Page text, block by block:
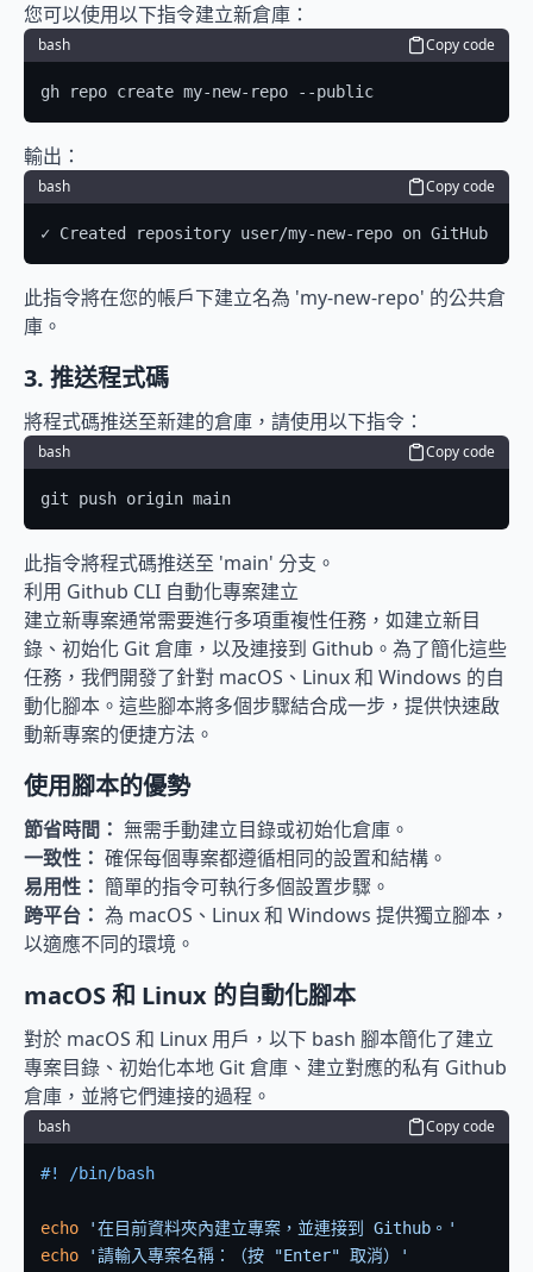
您可以使用以下指令建立新倉庫：
bash Copy code
gh repo create my-new-repo --public
輸出：
bash Copy code
✓ Created repository user/my-new-repo on GitHub
此指令將在您的帳戶下建立名為 'my-new-repo' 的公共倉
庫。
3. 推送程式碼
將程式碼推送至新建的倉庫，請使用以下指令：
bash Copy code
git push origin main
此指令將程式碼推送至 'main' 分支。
利用 Github CLI 自動化專案建立
建立新專案通常需要進行多項重複性任務，如建立新目
錄、初始化 Git 倉庫，以及連接到 Github。為了簡化這些
任務，我們開發了針對 macOS、Linux 和 Windows 的自
動化腳本。這些腳本將多個步驟結合成一步，提供快速啟
動新專案的便捷方法。
使用腳本的優勢
節省時間： 無需手動建立目錄或初始化倉庫。
一致性： 確保每個專案都遵循相同的設置和結構。
易用性： 簡單的指令可執行多個設置步驟。
跨平台： 為 macOS、Linux 和 Windows 提供獨立腳本，
以適應不同的環境。
macOS 和 Linux 的自動化腳本
對於 macOS 和 Linux 用戶，以下 bash 腳本簡化了建立
專案目錄、初始化本地 Git 倉庫、建立對應的私有 Github
倉庫，並將它們連接的過程。
bash Copy code
#! /bin/bash
echo
'在目前資料夾內建立專案，並連接到 Github。'
echo
'請輸入專案名稱：（按 "Enter" 取消）'